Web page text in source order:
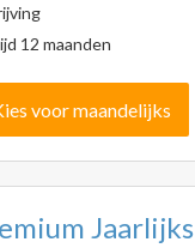
12 maanden
voor maandelijks
Jaarlijks